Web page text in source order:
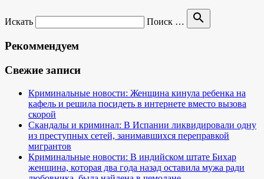
Искать Поиск … search
Рекоммендуем
Свежие записи
Криминальные новости: Женщина кинула ребенка на
кафель и решила посидеть в интернете вместо вызова
скорой
Скандалы и криминал: В Испании ликвидировали одну
из преступных сетей, занимавшихся переправкой
мигрантов
Криминальные новости: В индийском штате Бихар
женщина, которая два года назад оставила мужа ради